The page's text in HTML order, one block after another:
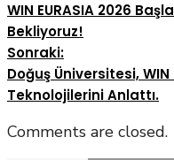
WIN EURASIA 2026
Bekliyoruz!
Sonraki:
Doğuş Üniversitesi,
Teknolojilerini Anlattı.
Comments are closed.